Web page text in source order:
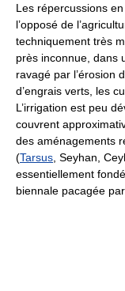
Les répercussions
l’opposé de
techniquement très
près inconnue, dans
ravagé par l’érosion
d’engrais verts, les
L’irrigation est peu
couvrent
des aménagements
(Tarsus , Seyhan,
essentiellement
biennale pacagée